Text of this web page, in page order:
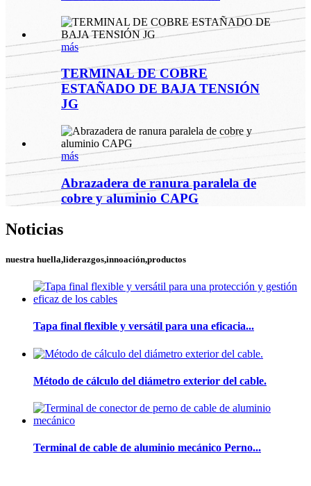
más
TERMINAL DE COBRE
ESTAÑADO DE BAJA TENSIÓN
JG
más
Abrazadera de ranura paralela de
cobre y aluminio CAPG
Noticias
nuestra huella,liderazgos,innoación,productos
Tapa final flexible y versátil para una eficacia...
Método de cálculo del diámetro exterior del cable.
Terminal de cable de aluminio mecánico Perno...